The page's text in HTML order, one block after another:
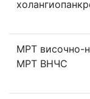
МРТ височно-
МРТ ВНЧС